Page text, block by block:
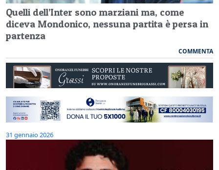
Quelli dell’Inter sono marziani ma, come
diceva Mondonico, nessuna partita è persa in
partenza
COMMENTA
31 gennaio 2026